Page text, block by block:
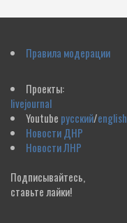
Правила модерации
Проекты:
livejournal
Youtube русский/english
Новости ДНР
Новости ЛНР
Подписывайтесь,
ставьте лайки!